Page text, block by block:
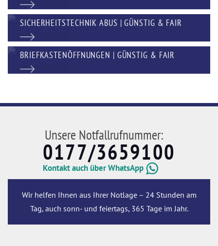
SICHERHEITSTECHNIK ABUS | GÜNSTIG & FAIR
BRIEFKASTENÖFFNUNGEN | GÜNSTIG & FAIR
Unsere Notfallrufnummer:
0177/3659100
Kontakt auch über WhatsApp
Wir helfen Ihnen aus Ihrer Notlage – 24 Stunden am
Tag, auch sonn- und feiertags, 365 Tage im Jahr.